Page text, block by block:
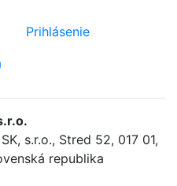
Prihlásenie
s.r.o., Stred 52, 017 01,
republika